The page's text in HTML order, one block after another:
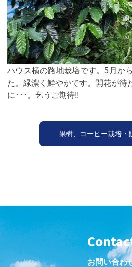
ハウス横の路地栽培です。5月か
た。緑濃く鮮やかです。開花が待
に･･･。乞うご期待!!
果樹、コーヒー栽培・
お問い合わ